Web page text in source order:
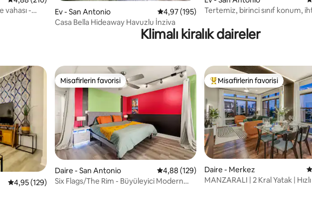
vahası -
Ev - San Antonio 5 üzerinden ortalama 4,97 puan, 195
4,97 (195)
Casa Bella Hideaway Havuzlu İnziva
Tertemiz, birinci sınıf konum,
Klimalı kiralık daireler
5 üzerinden ortalama 4,95 puan, 129 değerlendirme
4,95 (129)
Misafirlerin favorisi
Misafirlerin favorisi
Daire - San Antonio 5 üzerinden ortalama 4,88 puan, 129
4,88 (129)
Six Flags/The Rim - Büyüleyici Modern
Misafirlerin favorilerinden en
Misafirlerin favorisi
Daire - Merkez
MANZARALI | 2 Kral Yatak |